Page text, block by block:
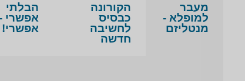
מעבר
למופלא -
מנטליזם
הקורונה
כבסיס
לחשיבה
חדשה
הבלתי
אפשרי
אפשרי!